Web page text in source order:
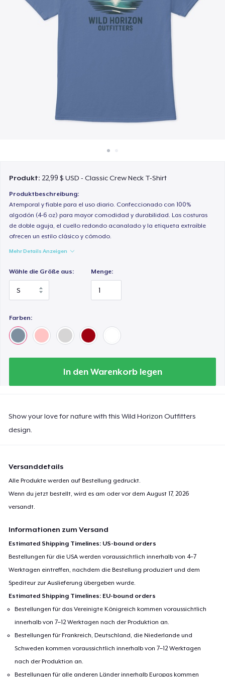
Überall verkaufen
Produkt: 22,99 $ USD - Classic Crew Neck T-Shirt
Produktbeschreibung:
Atemporal y fiable para el uso diario. Confeccionado con 100%
algodón (4-6 oz) para mayor comodidad y durabilidad. Las costuras
de doble aguja, el cuello redondo acanalado y la etiqueta extraíble
ofrecen un estilo clásico y cómodo.
Mehr Details Anzeigen
Wähle die Größe aus: Menge:
Farben:
In den Warenkorb legen
Show your love for nature with this Wild Horizon Outfitters
design.
Versanddetails
Alle Produkte werden auf Bestellung gedruckt.
Wenn du jetzt bestellt, wird es am oder vor demAugust 17, 2026
versandt.
Informationen zum Versand
Estimated Shipping Timelines: US-bound orders
Bestellungen für die USA werden voraussichtlich innerhalb von 4–7
Werktagen eintreffen, nachdem die Bestellung produziert und dem
Spediteur zur Auslieferung übergeben wurde.
Estimated Shipping Timelines: EU-bound orders
Bestellungen für das Vereinigte Königreich kommen voraussichtlich
innerhalb von 7–12 Werktagen nach der Produktion an.
Bestellungen für Frankreich, Deutschland, die Niederlande und
Schweden kommen voraussichtlich innerhalb von 7–12 Werktagen
nach der Produktion an.
Bestellungen für alle anderen Länder innerhalb Europas kommen